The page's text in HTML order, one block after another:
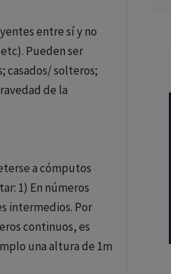
entre sí y no
Pueden ser
casados/ solteros;
de la
a cómputos
1) En números
intermedios. Por
continuos, es
una altura de 1m